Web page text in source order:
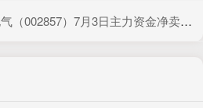
）7月3日主力资金净卖出820.19万元